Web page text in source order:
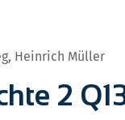
Heinrich Müller
2